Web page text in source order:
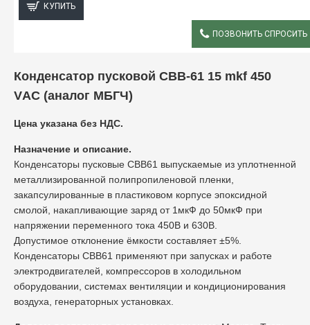
КУПИТЬ
ПОЗВОНИТЬ СПРОСИТЬ
Конденсатор пусковой CBB-61 15 mkf 450
VАС (аналог МБГЧ)
Цена указана без НДС.
Назначение и описание.
Конденсаторы пусковые CBB61 выпускаемые из уплотненной
металлизированной полипропиленовой пленки,
закапсулированные в пластиковом корпусе эпоксидной
смолой, накапливающие заряд от 1мкФ до 50мкФ при
напряжении переменного тока 450В и 630В.
Допустимое отклонение ёмкости составляет ±5%.
Конденсаторы CBB61 применяют при запусках и работе
электродвигателей, компрессоров в холодильном
оборудовании, системах вентиляции и кондиционирования
воздуха, генераторных установках.